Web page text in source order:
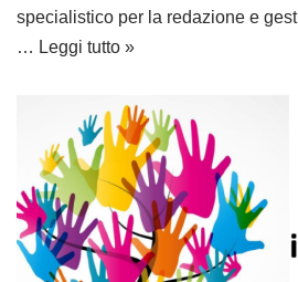
specialistico per la redazione e
… Leggi tutto »